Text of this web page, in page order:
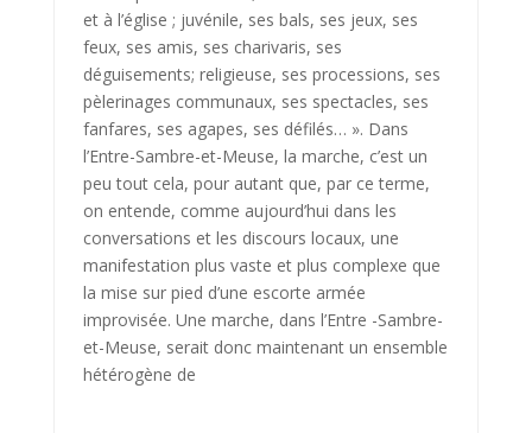
et à l’église ; juvénile, ses bals, ses jeux, ses
feux, ses amis, ses charivaris, ses
déguisements; religieuse, ses processions, ses
pèlerinages commu­naux, ses spectacles, ses
fanfares, ses agapes, ses défilés… ». Dans
l’Entre-Sambre-et-Meuse, la marche, c’est un
peu tout cela, pour autant que, par ce terme,
on entende, comme aujourd’hui dans les
conversations et les discours locaux, une
manifestation plus vaste et plus complexe que
la mise sur pied d’une escorte armée
improvisée. Une marche, dans l’Entre -Sambre-
et-Meuse, serait donc maintenant un ensemble
hétérogène de